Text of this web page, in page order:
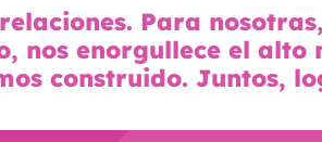
Para
nos enorgullece el
construido. Juntos,